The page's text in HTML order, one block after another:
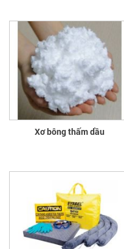
Xơ bông thấm dầu